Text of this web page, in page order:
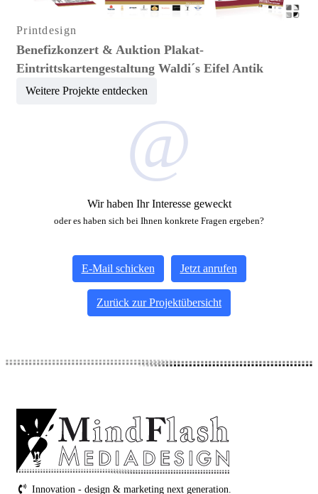
Printdesign
Benefizkonzert & Auktion Plakat-
Eintrittskartengestaltung Waldi´s Eifel Antik
Weitere Projekte entdecken
@
Wir haben Ihr Interesse geweckt
oder es haben sich bei Ihnen konkrete Fragen ergeben?
E-Mail schicken Jetzt anrufen
Zurück zur Projektübersicht
Innovation - design & marketing next generation.